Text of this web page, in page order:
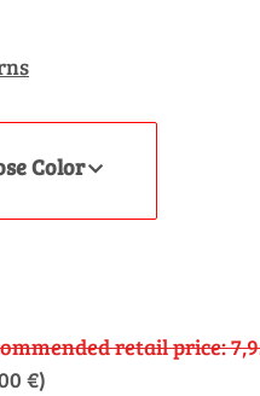
Color
retail price:
€)